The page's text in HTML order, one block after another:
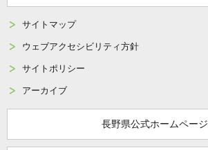
サイトマップ
ウェブアクセシビリティ方針
サイトポリシー
アーカイブ
長野県公式ホームページ